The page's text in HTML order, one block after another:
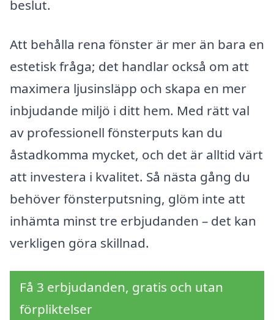
beslut.
Att behålla rena fönster är mer än bara en
estetisk fråga; det handlar också om att
maximera ljusinsläpp och skapa en mer
inbjudande miljö i ditt hem. Med rätt val
av professionell fönsterputs kan du
åstadkomma mycket, och det är alltid värt
att investera i kvalitet. Så nästa gång du
behöver fönsterputsning, glöm inte att
inhämta minst tre erbjudanden – det kan
verkligen göra skillnad.
Få 3 erbjudanden, gratis och utan
förpliktelser